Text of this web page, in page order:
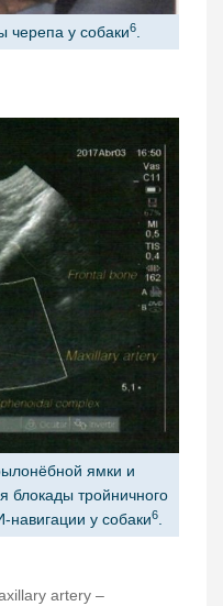
черепа у собаки6.
ямки и
блокады тройничного
навигации у собаки6.
artery –